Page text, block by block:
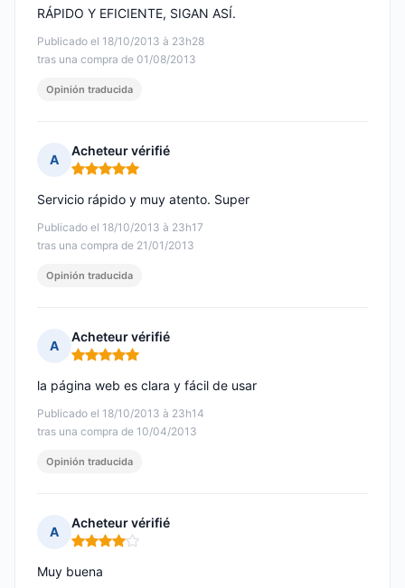
Publicado el 18/10/2013 à 23h28
tras una compra de 01/08/2013
RÁPIDO Y EFICIENTE, SIGAN ASÍ.
Opinión traducida
A
Acheteur vérifié
Nota: 5 de 5
Publicado el 18/10/2013 à 23h17
tras una compra de 21/01/2013
Servicio rápido y muy atento. Super
Opinión traducida
A
Acheteur vérifié
Nota: 5 de 5
Publicado el 18/10/2013 à 23h14
tras una compra de 10/04/2013
la página web es clara y fácil de usar
Opinión traducida
A
Acheteur vérifié
Nota: 4 de 5
Muy buena